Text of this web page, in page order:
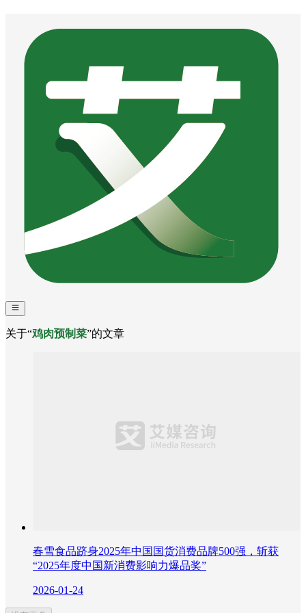
关于“鸡肉预制菜”的文章
春雪食品跻身2025年中国国货消费品牌500强，斩获
“2025年度中国新消费影响力爆品奖”
2026-01-24